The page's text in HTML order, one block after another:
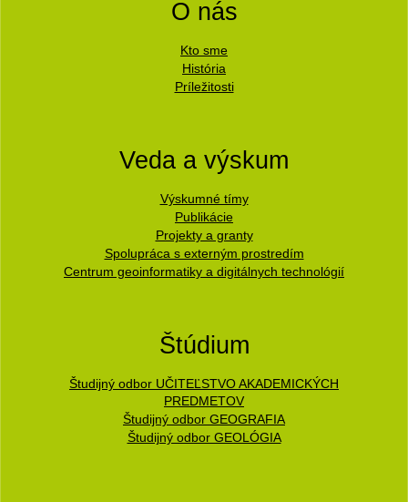
O nás
Kto sme
História
Príležitosti
Veda a výskum
Výskumné tímy
Publikácie
Projekty a granty
Spolupráca s externým prostredím
Centrum geoinformatiky a digitálnych technológií
Štúdium
Študijný odbor UČITEĽSTVO AKADEMICKÝCH
PREDMETOV
Študijný odbor GEOGRAFIA
Študijný odbor GEOLÓGIA